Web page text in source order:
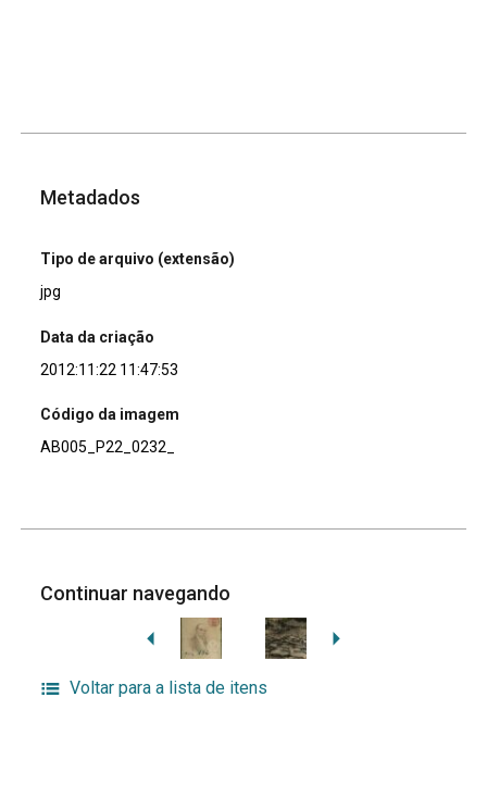
Metadados
Tipo de arquivo (extensão)
jpg
Data da criação
2012:11:22 11:47:53
Código da imagem
AB005_P22_0232_
Continuar navegando
Voltar para a lista de itens